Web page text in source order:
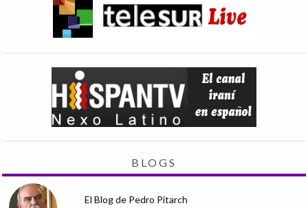
BLOGS
El Blog de Pedro Pitarch